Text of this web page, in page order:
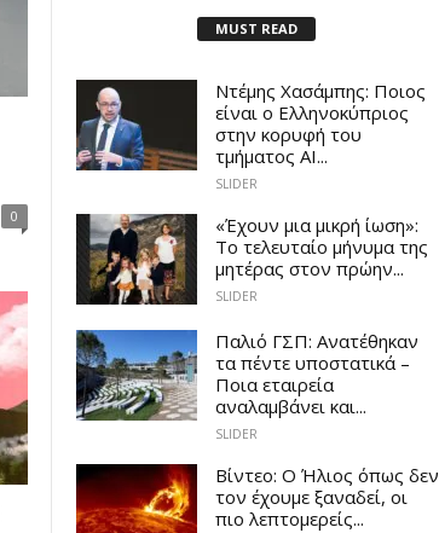
0
MUST READ
Ντέμης Χασάμπης: Ποιος
είναι ο Ελληνοκύπριος
στην κορυφή του
τμήματος AI...
SLIDER
«Έχουν μια μικρή ίωση»:
Το τελευταίο μήνυμα της
μητέρας στον πρώην...
SLIDER
Παλιό ΓΣΠ: Ανατέθηκαν
τα πέντε υποστατικά –
Ποια εταιρεία
αναλαμβάνει και...
SLIDER
Βίντεο: Ο Ήλιος όπως δεν
τον έχουμε ξαναδεί, οι
πιο λεπτομερείς...